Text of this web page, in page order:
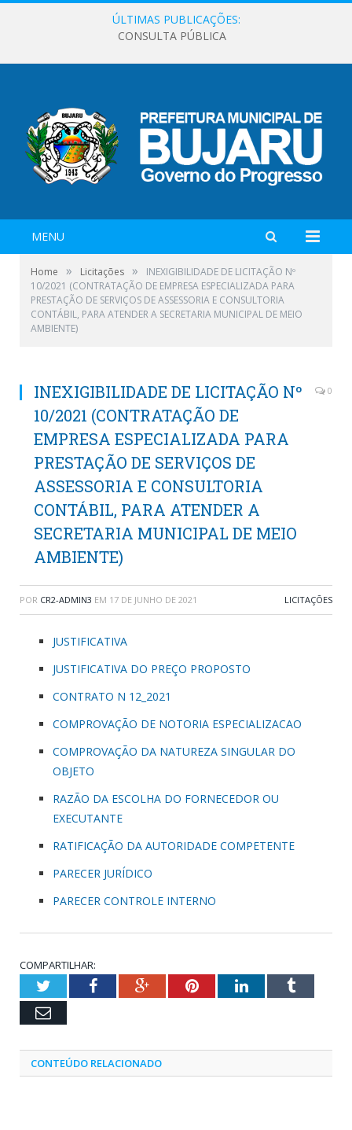
ÚLTIMAS PUBLICAÇÕES:
CONSULTA PÚBLICA
MENU
Home » Licitações »
INEXIGIBILIDADE DE LICITAÇÃO Nº
10/2021 (CONTRATAÇÃO DE EMPRESA ESPECIALIZADA PARA
PRESTAÇÃO DE SERVIÇOS DE ASSESSORIA E CONSULTORIA
CONTÁBIL, PARA ATENDER A SECRETARIA MUNICIPAL DE MEIO
AMBIENTE)
INEXIGIBILIDADE DE LICITAÇÃO Nº
10/2021 (CONTRATAÇÃO DE
EMPRESA ESPECIALIZADA PARA
PRESTAÇÃO DE SERVIÇOS DE
ASSESSORIA E CONSULTORIA
CONTÁBIL, PARA ATENDER A
SECRETARIA MUNICIPAL DE MEIO
AMBIENTE)
0
POR CR2-ADMIN3 EM 17 DE JUNHO DE 2021 LICITAÇÕES
JUSTIFICATIVA
JUSTIFICATIVA DO PREÇO PROPOSTO
CONTRATO N 12_2021
COMPROVAÇÃO DE NOTORIA ESPECIALIZACAO
COMPROVAÇÃO DA NATUREZA SINGULAR DO
OBJETO
RAZÃO DA ESCOLHA DO FORNECEDOR OU
EXECUTANTE
RATIFICAÇÃO DA AUTORIDADE COMPETENTE
PARECER JURÍDICO
PARECER CONTROLE INTERNO
COMPARTILHAR:
TwitterFacebookGoogle+PinterestLinkedInTumblr
Email
CONTEÚDO RELACIONADO